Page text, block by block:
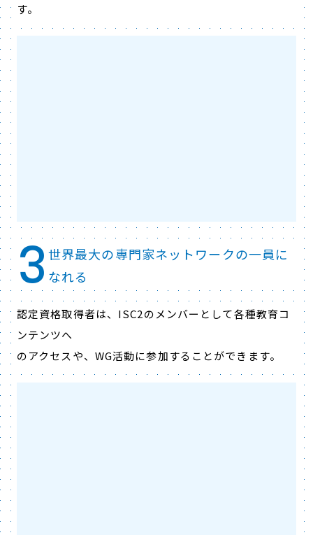
す。
3 世界最大の専門家ネットワークの一員に
なれる
認定資格取得者は、ISC2のメンバーとして各種教育コ
ンテンツへ
のアクセスや、WG活動に参加することができます。